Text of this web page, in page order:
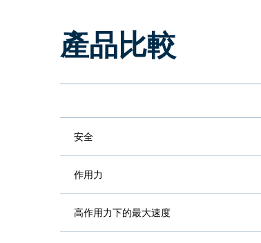
產品比較
安全
作用力
高作用力下的最大速度